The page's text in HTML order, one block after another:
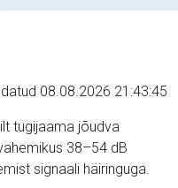
08.08.2026 21:43:45
tugijaama jõudva
38–54 dB
signaali häiringuga.